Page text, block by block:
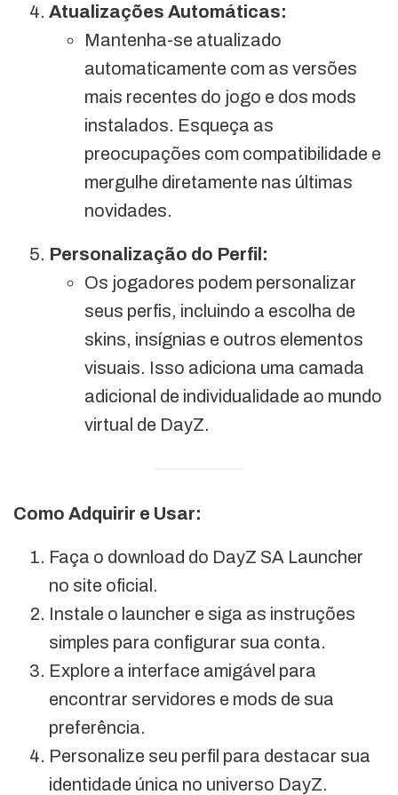
Atualizações Automáticas:
Mantenha-se atualizado
automaticamente com as versões
mais recentes do jogo e dos mods
instalados. Esqueça as
preocupações com compatibilidade e
mergulhe diretamente nas últimas
novidades.
Personalização do Perfil:
Os jogadores podem personalizar
seus perfis, incluindo a escolha de
skins, insígnias e outros elementos
visuais. Isso adiciona uma camada
adicional de individualidade ao mundo
virtual de DayZ.
Como Adquirir e Usar:
Faça o download do DayZ SA Launcher
no site oficial.
Instale o launcher e siga as instruções
simples para configurar sua conta.
Explore a interface amigável para
encontrar servidores e mods de sua
preferência.
Personalize seu perfil para destacar sua
identidade única no universo DayZ.